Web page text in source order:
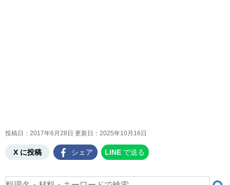
投稿日：2017年6月28日 更新日： 2025年10月16日
X に投稿 シェア LINE で送る